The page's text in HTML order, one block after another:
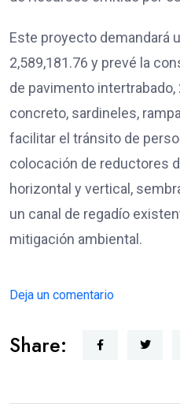
Este proyecto demandará
2,589,181.76 y prevé la
de pavimento
concreto, sardineles,
facilitar el tránsito de
colocación de reductores
horizontal y vertical,
un canal de regadío
mitigación ambiental.
Deja un comentario
Share: